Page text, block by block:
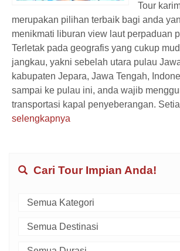
Tour
merupakan pilihan terbaik bagi anda
menikmati liburan view laut perpaduan
Terletak pada geografis yang cukup
jangkau, yakni sebelah utara pulau
kabupaten Jepara, Jawa Tengah,
sampai ke pulau ini, anda wajib
transportasi kapal penyeberangan.
selengkapnya
Cari Tour Impian Anda!